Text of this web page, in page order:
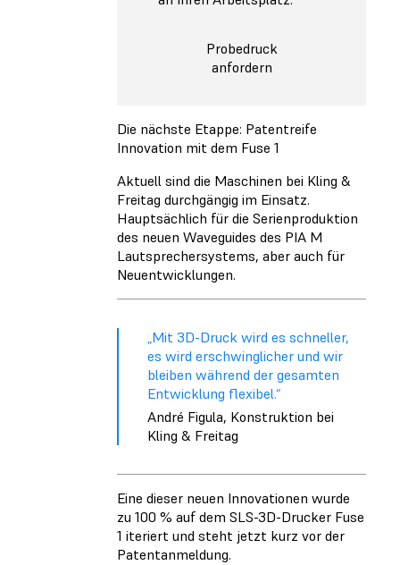
Probedruck
anfordern
Die nächste Etappe: Patentreife
Innovation mit dem Fuse 1
Aktuell sind die Maschinen bei Kling &
Freitag durchgängig im Einsatz.
Hauptsächlich für die Serienproduktion
des neuen Waveguides des PIA M
Lautsprechersystems, aber auch für
Neuentwicklungen.
„Mit 3D-Druck wird es schneller,
es wird erschwinglicher und wir
bleiben während der gesamten
Entwicklung flexibel.“
André Figula, Konstruktion bei
Kling & Freitag
Eine dieser neuen Innovationen wurde
zu 100 % auf dem SLS-3D-Drucker Fuse
1 iteriert und steht jetzt kurz vor der
Patentanmeldung.